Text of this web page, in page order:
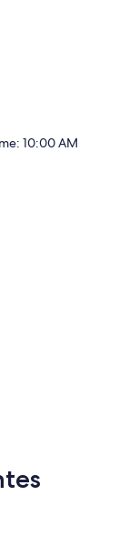
kitchens with
utensils, and
channels.
and hypo-
10:00 AM